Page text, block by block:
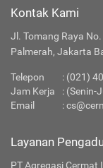
Kontak Kami
Jl. Tomang Raya
Palmerah, Jakarta
Telepon : (021)
Jam Kerja
: (Senin-
Email
:
Layanan
PT Agregasi Cermat